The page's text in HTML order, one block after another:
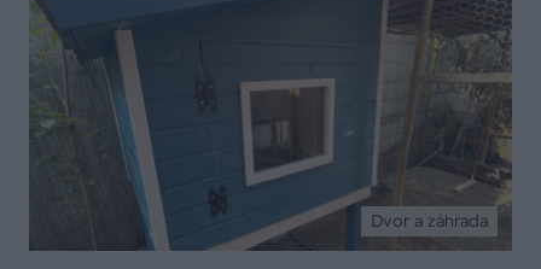
Dvor a záhrada